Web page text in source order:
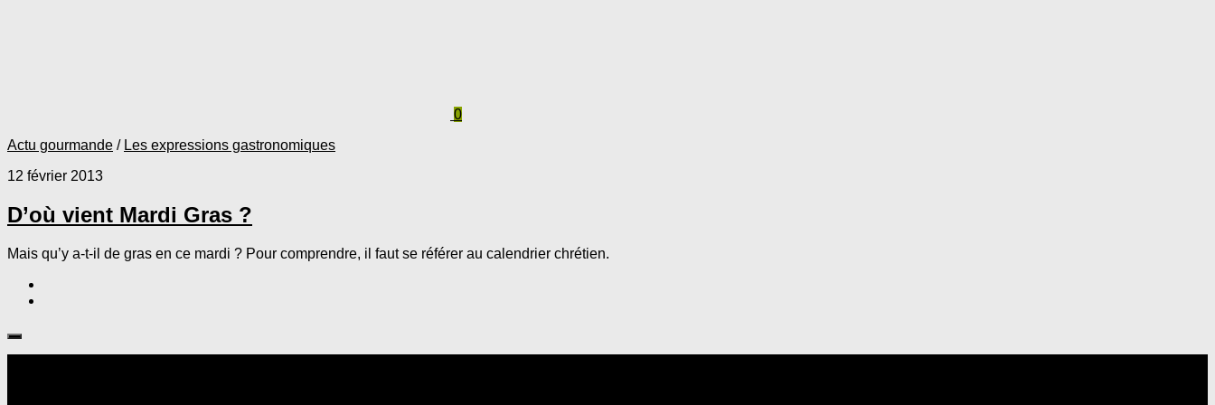
0
Actu gourmande / Les expressions gastronomiques
12 février 2013
D’où vient Mardi Gras ?
Mais qu’y a-t-il de gras en ce mardi ? Pour comprendre, il faut se référer au calendrier chrétien.